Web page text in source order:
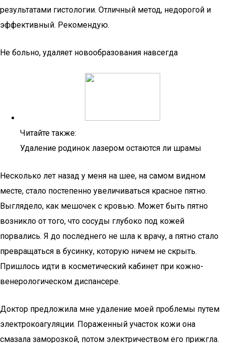
результатами гистологии. Отличный метод, недорогой и
эффективный. Рекомендую.
Не больно, удаляет новообразования навсегда
Читайте также:
Удаление родинок лазером остаются ли шрамы
Несколько лет назад у меня на шее, на самом видном
месте, стало постепенно увеличиваться красное пятно.
Выглядело, как мешочек с кровью. Может быть пятно
возникло от того, что сосуды глубоко под кожей
порвались. Я до последнего не шла к врачу, а пятно стало
превращаться в бусинку, которую ничем не скрыть.
Пришлось идти в косметический кабинет при кожно-
венерологическом диспансере.
Доктор предложила мне удаление моей проблемы путем
электрокоагуляции. Пораженный участок кожи она
смазала заморозкой, потом электричеством его прижгла.